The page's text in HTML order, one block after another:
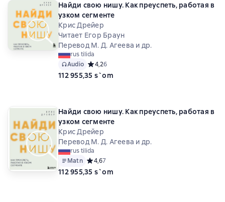
Найди свою нишу. Как преуспеть, работая в
узком сегменте
Крис Дрейер
Читает Егор Браун
Перевод М. Д. Агеева и др.
rus tilida
Audio Средний рейтинг 4,2 на основе 6 оценок
4,26
112 955,35 s`om
Найди свою нишу. Как преуспеть, работая в
узком сегменте
Крис Дрейер
Перевод М. Д. Агеева и др.
rus tilida
Matn Средний рейтинг 4,6 на основе 7 оценок
4,67
112 955,35 s`om